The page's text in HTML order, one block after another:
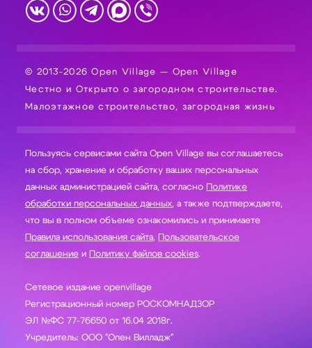
© 2013-2026 Open Village — Open Village
Честно и Открыто о загородном строительстве.
Малоэтажное строительство, загородная жизнь
Пользуясь сервисами сайта Open Village вы соглашаетесь
на сбор, хранение и обработку ваших персональных
данных администрацией сайта, согласно Политике
обработки персональных данных, а также подтверждаете,
что вы в полном объеме ознакомились и принимаете
Правила использования сайта, Пользовательское
соглашение и Политику файлов cookies.
Сетевое издание openvillage
Регистрационный номер РОСКОМНАДЗОР
ЭЛ №ФС 77-76650 от 16.04 2018г.
Учредитель: ООО "Опен Вилладж"